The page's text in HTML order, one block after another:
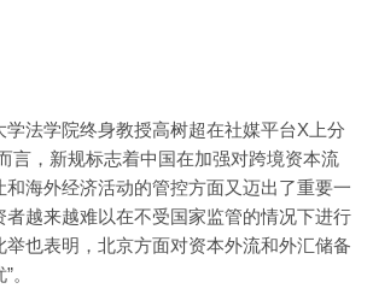
学法学院终身教授高树超在社媒平台X上分
言，新规标志着中国在加强对跨境资本流
和海外经济活动的管控方面又迈出了重要一
者越来越难以在不受国家监管的情况下进行
举也表明，北京方面对资本外流和外汇储备
。